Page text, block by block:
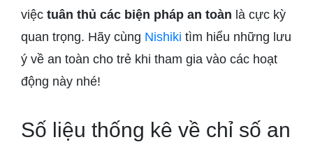
việc tuân thủ các biện pháp an toàn là cực kỳ
quan trọng. Hãy cùng Nishiki tìm hiểu những lưu
ý về an toàn cho trẻ khi tham gia vào các hoạt
động này nhé!
Số liệu thống kê về chỉ số an